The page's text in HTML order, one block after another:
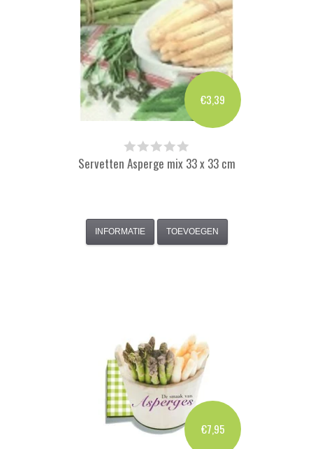
€3,39
Servetten Asperge mix 33 x 33 cm
INFORMATIE TOEVOEGEN
€7,95